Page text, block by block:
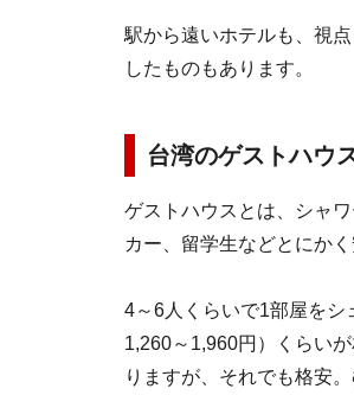
駅から遠いホテルも、視
したものもあります。
台湾のゲストハウ
ゲストハウスとは、シャ
カー、留学生などとにか
4～6人くらいで1部屋をシ
1,260～1,960円）くらい
りますが、それでも格安